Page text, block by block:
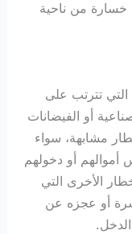
خسارة من ناحية
التي تترتب على
أو الفيضانات
مشابهة، سواء
أموالهم أو دخولهم
الأخرى التي
أو عجزه عن